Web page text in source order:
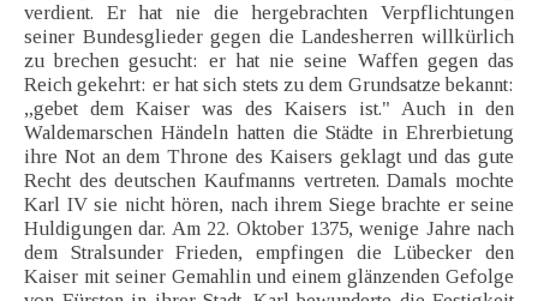
verdient. Er hat nie die hergebrachten Verpflichtungen
seiner Bundesglieder gegen die Landesherren willkürlich
zu brechen gesucht: er hat nie seine Waffen gegen das
Reich gekehrt: er hat sich stets zu dem Grundsatze bekannt:
„gebet dem Kaiser was des Kaisers ist." Auch in den
Waldemarschen Händeln hatten die Städte in Ehrerbietung
ihre Not an dem Throne des Kaisers geklagt und das gute
Recht des deutschen Kaufmanns vertreten. Damals mochte
Karl IV sie nicht hören, nach ihrem Siege brachte er seine
Huldigungen dar. Am 22. Oktober 1375, wenige Jahre nach
dem Stralsunder Frieden, empfingen die Lübecker den
Kaiser mit seiner Gemahlin und einem glänzenden Gefolge